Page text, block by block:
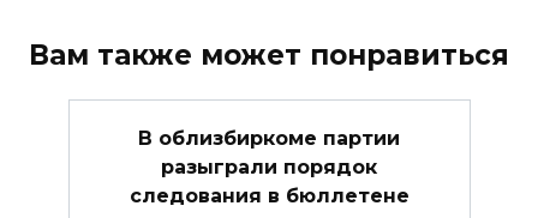
Вам также может понравиться
В облизбиркоме партии
разыграли порядок
следования в бюллетене